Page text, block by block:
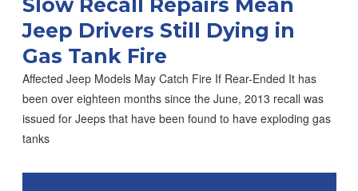
Slow Recall Repairs Mean
Jeep Drivers Still Dying in
Gas Tank Fire
Affected Jeep Models May Catch Fire If Rear-Ended It has
been over eighteen months since the June, 2013 recall was
issued for Jeeps that have been found to have exploding gas
tanks